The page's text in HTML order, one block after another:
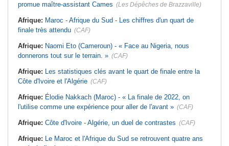
promue maître-assistant Cames (Les Dépêches de Brazzaville)
Afrique: Maroc - Afrique du Sud - Les chiffres d'un quart de
finale très attendu (CAF)
Afrique: Naomi Eto (Cameroun) - « Face au Nigeria, nous
donnerons tout sur le terrain. » (CAF)
Afrique: Les statistiques clés avant le quart de finale entre la
Côte d'Ivoire et l'Algérie (CAF)
Afrique: Élodie Nakkach (Maroc) - « La finale de 2022, on
l'utilise comme une expérience pour aller de l'avant » (CAF)
Afrique: Côte d'Ivoire - Algérie, un duel de contrastes (CAF)
Afrique: Le Maroc et l'Afrique du Sud se retrouvent quatre ans